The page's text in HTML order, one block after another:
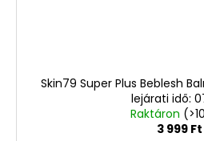
Skin79 Super Plus Beblesh
lejárati idő:
Raktáron
3 999 Ft